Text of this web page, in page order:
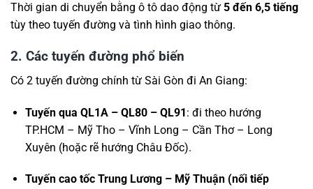
Thời gian di chuyển bằng ô tô dao động từ 5 đến 6,5 tiếng
tùy theo tuyến đường và tình hình giao thông.
2. Các tuyến đường phổ biến
Có 2 tuyến đường chính từ Sài Gòn đi An Giang:
Tuyến qua QL1A – QL80 – QL91: đi theo hướng
TP.HCM – Mỹ Tho – Vĩnh Long – Cần Thơ – Long
Xuyên (hoặc rẽ hướng Châu Đốc).
Tuyến cao tốc Trung Lương – Mỹ Thuận (nối tiếp